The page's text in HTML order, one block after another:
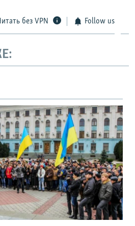
без VPN Follow us